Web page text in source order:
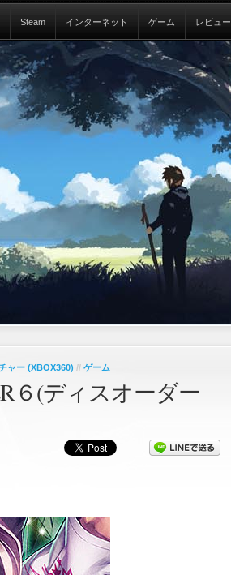
Steam インターネット ゲーム レビュー
ャー (XBOX360) // ゲーム
６(ディスオーダー